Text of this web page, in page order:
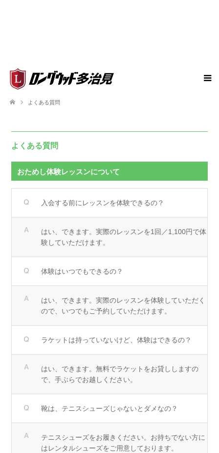
よくある質問
よくある質問
おためし体験レッスンについて
入会する前にレッスンを体験できるの？
はい、できます。実際のレッスンを1回／1,100円で体
験していただけます。
体験はいつでもできるの？
はい、できます。実際のレッスンを体験していただく
ので、いつでもご予約していただけます。
ラケットは持っていないけど、体験はできるの？
はい、できます。無料でラケットをお貸ししますの
で、手ぶらでお越しください。
靴は、テニスシューズじゃないとダメなの？
テニスシューズをお履きください。お持ちでない方に
はレンタルシューズをご用意しております。